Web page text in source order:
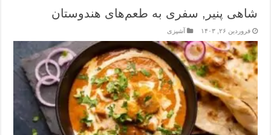
شاهی پنیر, سفری به طعم‌های هندوستان
فروردین ۲۶, ۱۴۰۳ آشپزی